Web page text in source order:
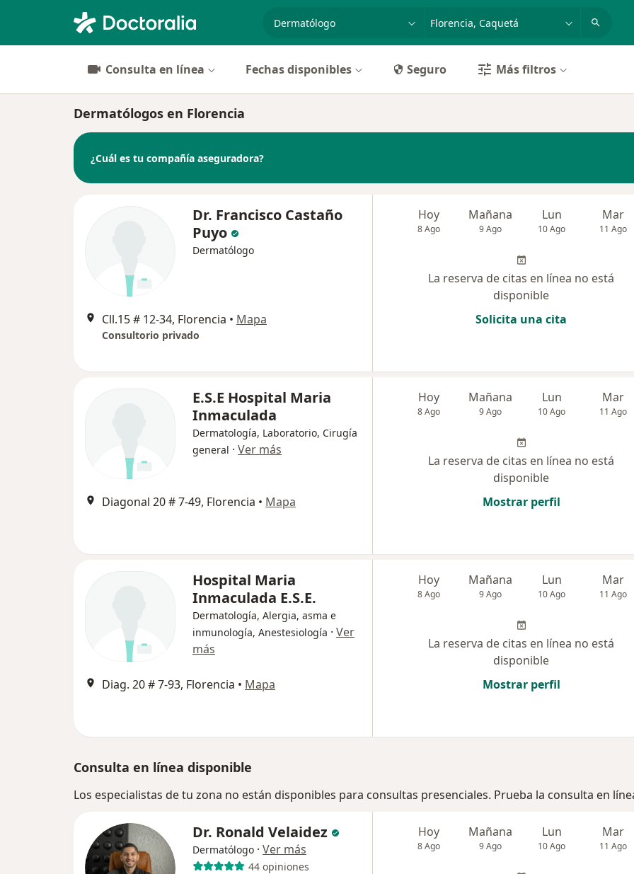
especialidad, enfermedad o nombre
Consulta en línea Fechas disponibles Seguro Más filtros
Dermatólogos en Florencia
¿Cuál es tu compañía aseguradora?
Dr. Francisco Castaño
Puyo
Dermatólogo
Cll.15 # 12-34, Florencia • Mapa
Consultorio privado
Hoy
8 Ago
Mañana
9 Ago
Lun
10 Ago
Mar
11 Ago
La reserva de citas en línea no está
disponible
Solicita una cita
E.S.E Hospital Maria
Inmaculada
Dermatología, Laboratorio, Cirugía
general · Ver más
Diagonal 20 # 7-49, Florencia • Mapa
Hoy
8 Ago
Mañana
9 Ago
Lun
10 Ago
Mar
11 Ago
La reserva de citas en línea no está
disponible
Mostrar perfil
Hospital Maria
Inmaculada E.S.E.
Dermatología, Alergia, asma e
inmunología, Anestesiología · Ver
más
Diag. 20 # 7-93, Florencia • Mapa
Hoy
8 Ago
Mañana
9 Ago
Lun
10 Ago
Mar
11 Ago
La reserva de citas en línea no está
disponible
Mostrar perfil
Consulta en línea disponible
Los especialistas de tu zona no están disponibles para consultas presenciales. Prueba la consulta en
Dr. Ronald Velaidez
Dermatólogo · Ver más
44 opiniones
Hoy
8 Ago
Mañana
9 Ago
Lun
10 Ago
Mar
11 Ago